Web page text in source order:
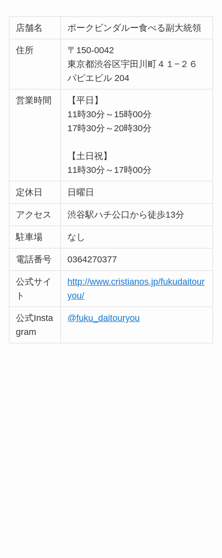
店舗名 ポークビンダルー食べる副大統領
住所
〒150-0042
東京都渋谷区宇田川町４１−２６
パピエビル 204
営業時間
【平日】
11時30分～15時00分
17時30分～20時30分
【土日祝】
11時30分～17時00分
定休日 日曜日
アクセス 渋谷駅ハチ公口から徒歩13分
駐車場 なし
電話番号 0364270377
公式サイ
ト
http://www.cristianos.jp/fukudaitour
you/
公式Insta
gram
@fuku_daitouryou